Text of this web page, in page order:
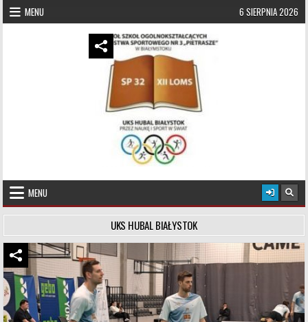
Skip to content
MENU 6 SIERPNIA 2026
UKS Hubal Białystok
MENU
UKS HUBAL BIAŁYSTOK